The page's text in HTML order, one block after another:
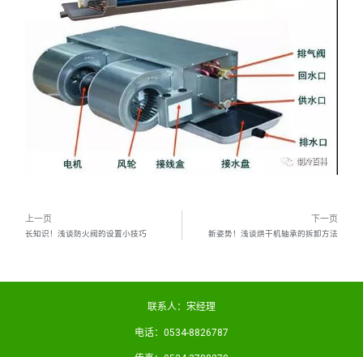
上一页
长知识！浅谈防火阀的设置小技巧
下一页
新姿势！浅谈烘干机轴承的拆卸方法
联系人：宋经理
电话：0534-8826787